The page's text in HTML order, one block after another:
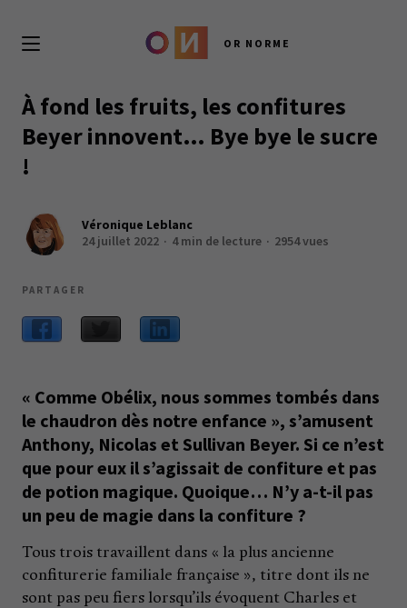
OR NORME
À fond les fruits, les confitures
Beyer innovent… Bye bye le sucre
!
Véronique Leblanc
24 juillet 2022
4 min de lecture 2954 vues
PARTAGER
« Comme Obélix, nous sommes tombés dans
le chaudron dès notre enfance », s’amusent
Anthony, Nicolas et Sullivan Beyer. Si ce n’est
que pour eux il s’agissait de confiture et pas
de potion magique. Quoique… N’y a-t-il pas
un peu de magie dans la confiture ?
Tous trois travaillent dans « la plus ancienne
confiturerie familiale française », titre dont ils ne
sont pas peu fiers lorsqu’ils évoquent Charles et